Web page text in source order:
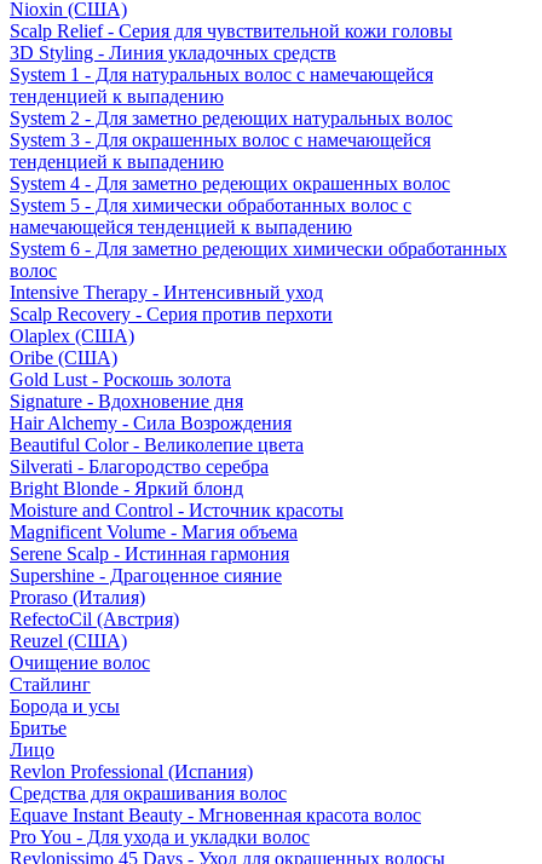
Nioxin (США)
Scalp Relief - Серия для чувствительной кожи головы
3D Styling - Линия укладочных средств
System 1 - Для натуральных волос с намечающейся
тенденцией к выпадению
System 2 - Для заметно редеющих натуральных волос
System 3 - Для окрашенных волос с намечающейся
тенденцией к выпадению
System 4 - Для заметно редеющих окрашенных волос
System 5 - Для химически обработанных волос с
намечающейся тенденцией к выпадению
System 6 - Для заметно редеющих химически обработанных
волос
Intensive Therapy - Интенсивный уход
Scalp Recovery - Серия против перхоти
Olaplex (США)
Oribe (США)
Gold Lust - Роскошь золота
Signature - Вдохновение дня
Hair Alchemy - Сила Возрождения
Beautiful Color - Великолепие цвета
Silverati - Благородство серебра
Bright Blonde - Яркий блонд
Moisture and Control - Источник красоты
Magnificent Volume - Магия объема
Serene Scalp - Истинная гармония
Supershine - Драгоценное сияние
Proraso (Италия)
RefectoCil (Австрия)
Reuzel (США)
Очищение волос
Стайлинг
Борода и усы
Бритье
Лицо
Revlon Professional (Испания)
Средства для окрашивания волос
Equave Instant Beauty - Мгновенная красота волос
Pro You - Для ухода и укладки волос
Revlonissimo 45 Days - Уход для окрашенных волосы